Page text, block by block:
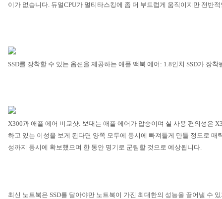
이가 없습니다 듀얼CPU가 멀티타스킹에 좀 더 부드럽게 움직이지만 전반
SSD를 장착할 수 있는 옵션을 제공하는 애플 맥북 에어 : 1.8인치 SSD가 장착
X300과 애플 에어 비교샷: 뽀대는 애플 에어가 압승이며 실 사용 편의성은
하고 있는 이성을 보게 된다면 양쪽 모두에 동시에 빠져들게 만들 정도로 매
성까지 동시에 확보했으며 한 동안 명기로 군림할 것으로 예상됩니다
최신 노트북은 SSD를 달아야만 노트북이 가진 최대한의 성능을 끌어낼 수